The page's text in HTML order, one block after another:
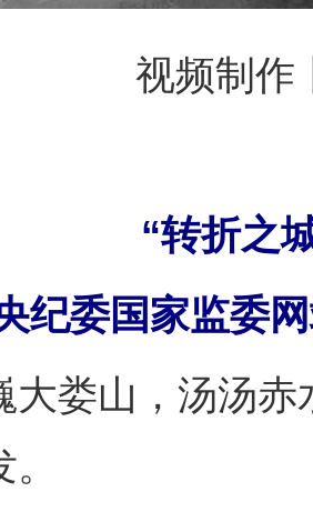
视频制作
“转折之
纪委国家监委
山，汤汤赤